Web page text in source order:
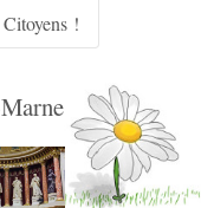
menu
!